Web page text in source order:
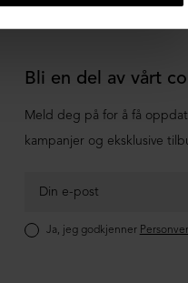
Bli en del av vårt
Meld deg på for å få
kampanjer og eksklusive
Ja, jeg godkjenner